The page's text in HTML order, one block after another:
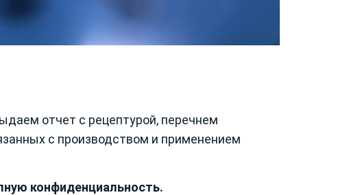
отчет с рецептурой, перечнем
с производством и применением
конфиденциальность.